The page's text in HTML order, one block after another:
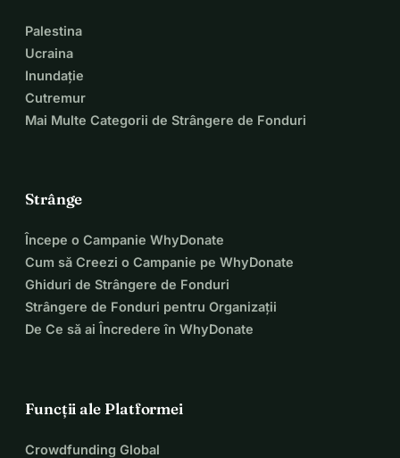
Palestina
Ucraina
Inundație
Cutremur
Mai Multe Categorii de Strângere de Fonduri
Strânge
Începe o Campanie WhyDonate
Cum să Creezi o Campanie pe WhyDonate
Ghiduri de Strângere de Fonduri
Strângere de Fonduri pentru Organizații
De Ce să ai Încredere în WhyDonate
Funcții ale Platformei
Crowdfunding Global